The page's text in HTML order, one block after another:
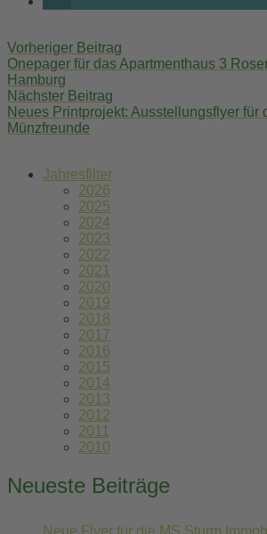
navigation
Vorheriger Beitrag
Onepager für das Apartmenthaus 3
Hamburg
Nächster Beitrag
Neues Printprojekt: Ausstellungsflyer für
Münzfreunde
Jahresfilter
2026
2025
2024
2023
2022
2021
2020
2019
2018
2017
2016
2015
2014
2013
2012
2011
2010
Neueste Beiträge